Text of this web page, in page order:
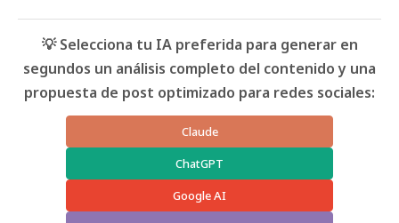
💡 Selecciona tu IA preferida para generar en
segundos un análisis completo del contenido y una
propuesta de post optimizado para redes sociales:
Claude
ChatGPT
Google AI